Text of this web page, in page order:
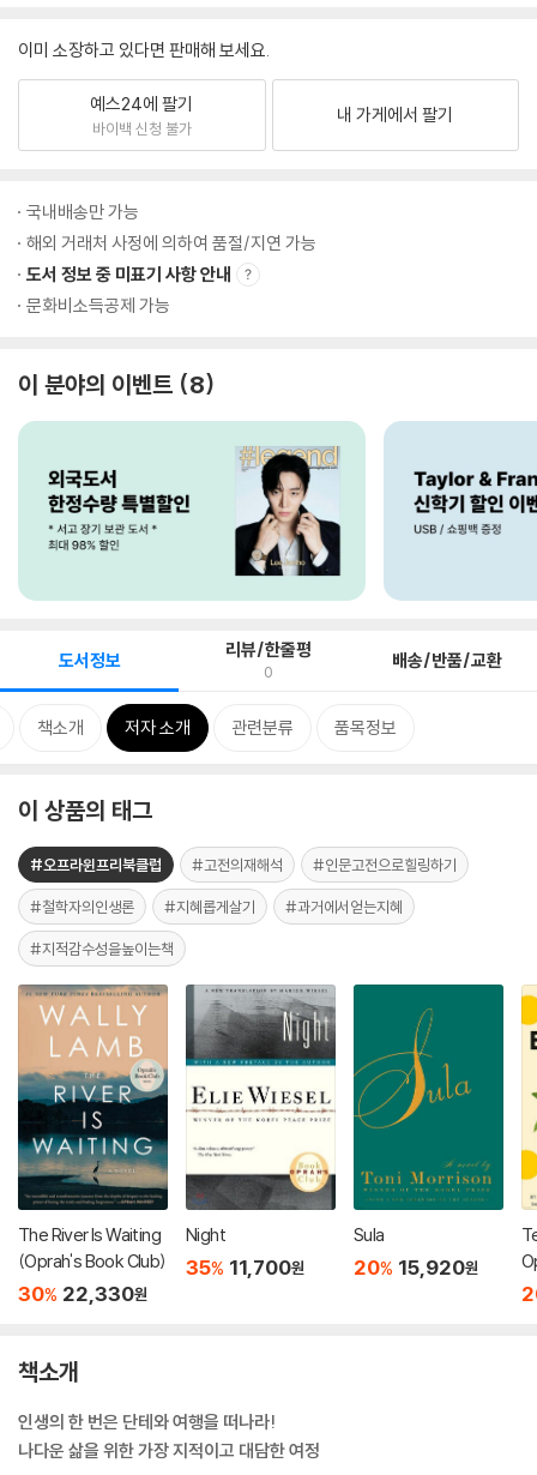
이미 소장하고 있다면 판매해 보세요.
예스24에 팔기
바이백 신청 불가
내 가게에서 팔기
국내배송만 가능
해외 거래처 사정에 의하여 품절/지연 가능
도서 정보 중 미표기 사항 안내
문화비소득공제 가능
이 분야의 이벤트 8
도서정보 리뷰/한줄평
0 배송/반품/교환
책소개 저자 소개 관련분류 품목정보
이 상품의 태그
#오프라윈프리북클럽 #고전의재해석 #인문고전으로힐링하기
#철학자의인생론 #지혜롭게살기 #과거에서얻는지혜
#지적감수성을높이는책
The River Is Waiting
(Oprah's Book Club)
30% 22,330원
Night
35% 11,700원
Sula
20% 15,920원
책소개
인생의 한 번은 단테와 여행을 떠나라!
나다운 삶을 위한 가장 지적이고 대담한 여정